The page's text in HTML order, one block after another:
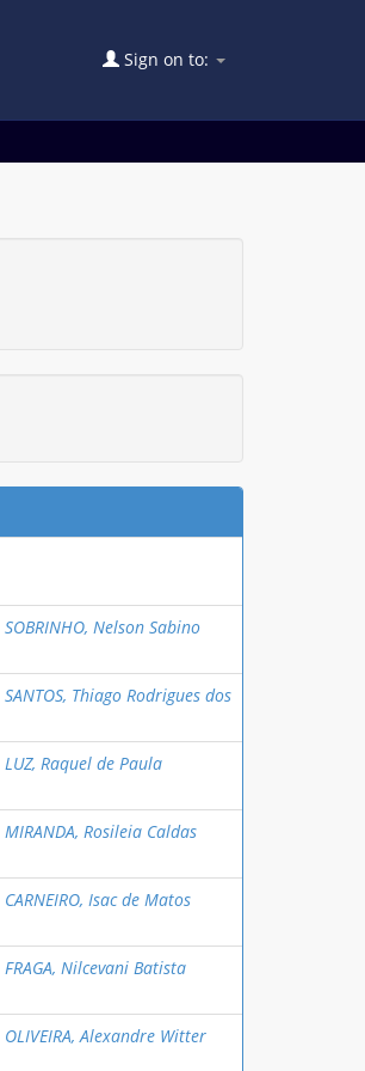
Sign on to:
SOBRINHO, Nelson Sabino
SANTOS, Thiago Rodrigues dos
LUZ, Raquel de Paula
MIRANDA, Rosileia Caldas
CARNEIRO, Isac de Matos
FRAGA, Nilcevani Batista
OLIVEIRA, Alexandre Witter